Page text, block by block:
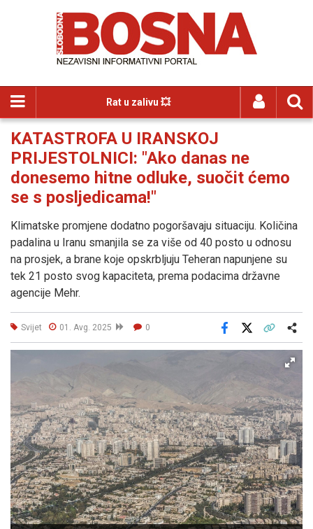
Rat u zalivu 💥
KATASTROFA U IRANSKOJ
PRIJESTOLNICI: "Ako danas ne
donesemo hitne odluke, suočit ćemo
se s posljedicama!"
Klimatske promjene dodatno pogoršavaju situaciju. Količina
padalina u Iranu smanjila se za više od 40 posto u odnosu
na prosjek, a brane koje opskrbljuju Teheran napunjene su
tek 21 posto svog kapaciteta, prema podacima državne
agencije Mehr.
Svijet 01. Avg. 2025 0
Facebook